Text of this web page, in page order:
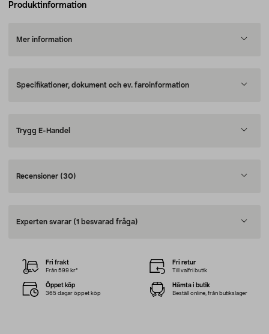
Produktinformation
Mer information
Specifikationer, dokument och ev. faroinformation
Trygg E-Handel
Recensioner (30)
Experten svarar (1 besvarad fråga)
Fri frakt
Från 599 kr*
Fri retur
Till valfri butik
Öppet köp
365 dagar öppet köp
Hämta i butik
Beställ online, från butikslager